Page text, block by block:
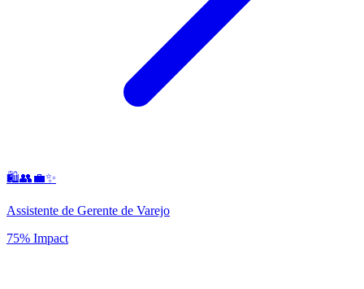
🛍️👥💼✨
Assistente de Gerente de Varejo
75% Impact